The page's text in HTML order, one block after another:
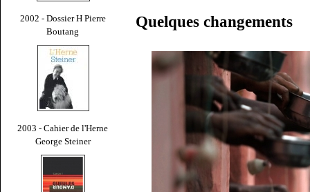
2002 - Dossier H Pierre
Boutang
2003 - Cahier de l'Herne
George Steiner
Quelques changements